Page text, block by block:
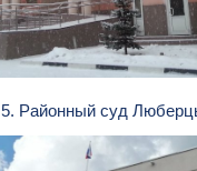
5. Районный суд